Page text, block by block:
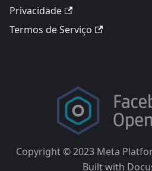
Privacidade
Termos de Serviço
Copyright © 2023 Meta
Built with